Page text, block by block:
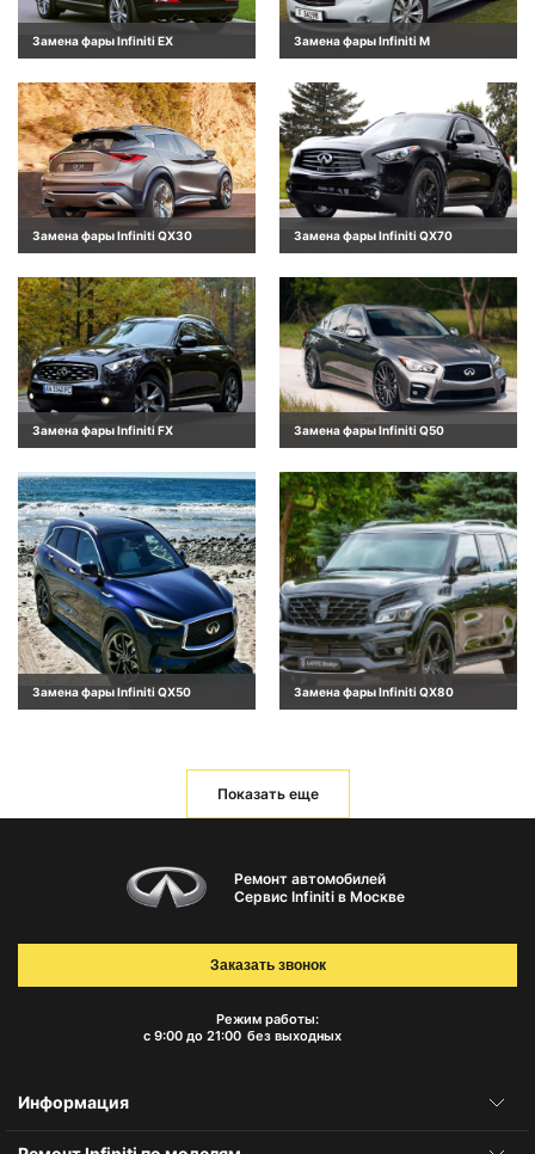
Замена фары Infiniti EX Замена фары Infiniti M
Замена фары Infiniti QX30 Замена фары Infiniti QX70
Замена фары Infiniti FX Замена фары Infiniti Q50
Замена фары Infiniti QX50 Замена фары Infiniti QX80
Показать еще
Ремонт автомобилей
Сервис Infiniti в Москве
Режим работы:
с 9:00 до 21:00 без выходных
Заказать звонок
Информация